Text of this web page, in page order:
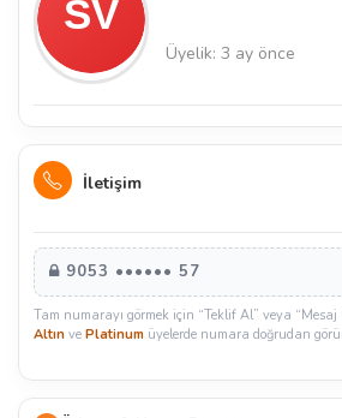
Üyelik: 3 ay önce
İletişim
9053 •••••• 57
Tam numarayı görmek için “Teklif Al” veya “Mesaj
Altın ve Platinum üyelerde numara doğrudan